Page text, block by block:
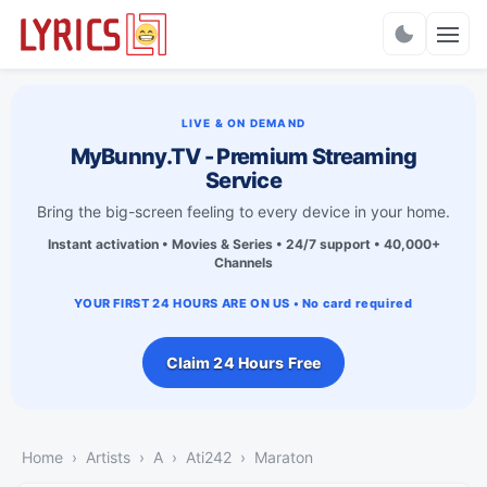
LIVE & ON DEMAND
MyBunny.TV - Premium Streaming
Service
Bring the big-screen feeling to every device in your home.
Instant activation • Movies & Series • 24/7 support • 40,000+
Channels
YOUR FIRST 24 HOURS ARE ON US • No card required
Claim 24 Hours Free
Home Artists A Ati242 Maraton